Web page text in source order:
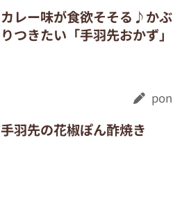
カレー味が食欲そそる♪かぶ
りつきたい「手羽先おかず」
pon
手羽先の花椒ぽん酢焼き